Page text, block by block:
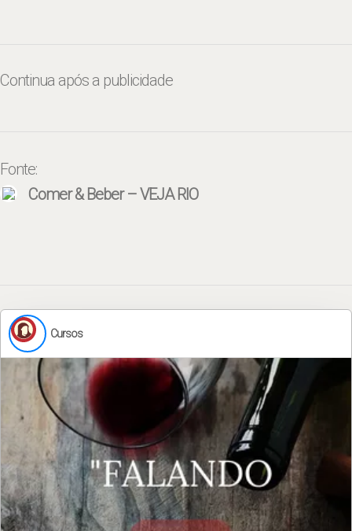
Continua após a publicidade
Fonte:
Comer & Beber – VEJA RIO
Cursos